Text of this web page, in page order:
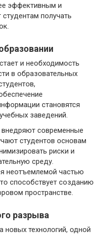
эффективным и
получать
и необходимость
в образовательных
становятся
заведений.
современные
студентов основам
риски и
среду.
неотъемлемой частью
способствует созданию
пространстве.
разрыва
новых технологий, одной